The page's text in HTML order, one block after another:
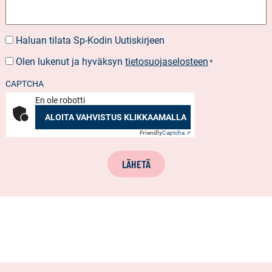
UUTISKIRJEEN
Haluan tilata Sp-Kodin Uutiskirjeen
SUOSTUMUS*
Olen lukenut ja hyväksyn tietosuojaselosteen *
CAPTCHA
En ole robotti
ALOITA VAHVISTUS KLIKKAAMALLA
FriendlyCaptcha ⇗
LÄHETÄ